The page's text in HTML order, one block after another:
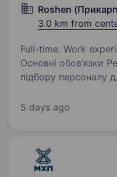
Roshen
3.0 km from
Full-time. Work
Основні обов’язки
підбору персоналу
від формування
5 days ago